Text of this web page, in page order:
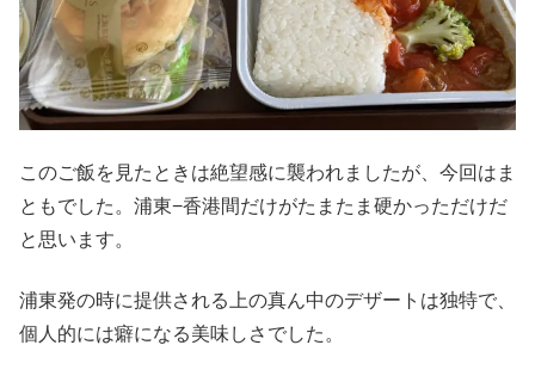
このご飯を見たときは絶望感に襲われましたが、今回はま
ともでした。浦東−香港間だけがたまたま硬かっただけだ
と思います。
浦東発の時に提供される上の真ん中のデザートは独特で、
個人的には癖になる美味しさでした。